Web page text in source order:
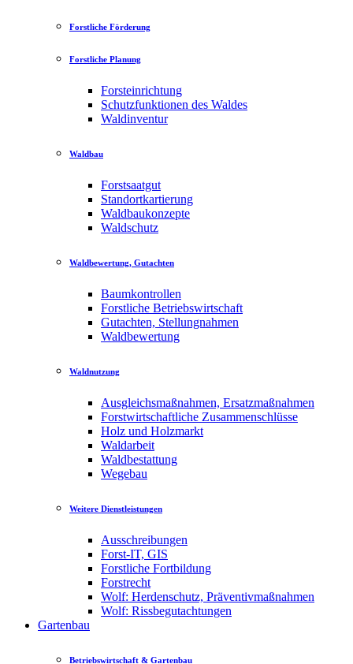
Forstliche Förderung
Forstliche Planung
Forsteinrichtung
Schutzfunktionen des Waldes
Waldinventur
Waldbau
Forstsaatgut
Standortkartierung
Waldbaukonzepte
Waldschutz
Waldbewertung, Gutachten
Baumkontrollen
Forstliche Betriebswirtschaft
Gutachten, Stellungnahmen
Waldbewertung
Waldnutzung
Ausgleichsmaßnahmen, Ersatzmaßnahmen
Forstwirtschaftliche Zusammenschlüsse
Holz und Holzmarkt
Waldarbeit
Waldbestattung
Wegebau
Weitere Dienstleistungen
Ausschreibungen
Forst-IT, GIS
Forstliche Fortbildung
Forstrecht
Wolf: Herdenschutz, Präventivmaßnahmen
Wolf: Rissbegutachtungen
Gartenbau
Betriebswirtschaft & Gartenbau